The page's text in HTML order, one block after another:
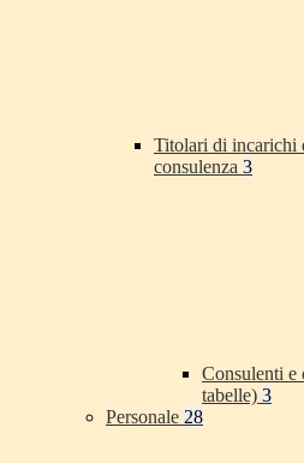
Titolari di incarichi
consulenza 3
Consulenti e
tabelle) 3
Personale 28